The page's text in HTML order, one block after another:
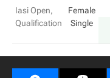
Iasi Open,
Qualification
Female
Single